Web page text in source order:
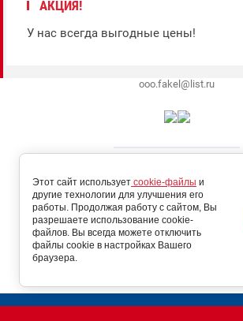
АКЦИЯ!
У нас всегда выгодные цены!
ooo.fakel@list.ru
Этот сайт использует cookie-файлы и
другие технологии для улучшения его
работы. Продолжая работу с сайтом, Вы
разрешаете использование cookie-
файлов. Вы всегда можете отключить
файлы cookie в настройках Вашего
браузера.